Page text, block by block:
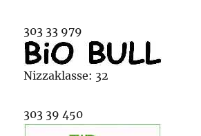
303 33 979
Nizzaklasse: 32
303 39 450